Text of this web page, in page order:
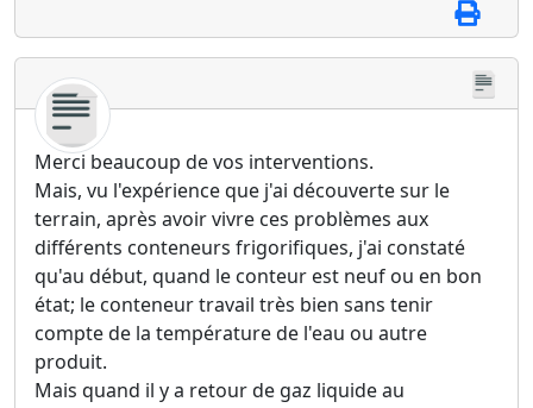
Merci beaucoup de vos interventions.
Mais, vu l'expérience que j'ai découverte sur le
terrain, après avoir vivre ces problèmes aux
différents conteneurs frigorifiques, j'ai constaté
qu'au début, quand le conteur est neuf ou en bon
état; le conteneur travail très bien sans tenir
compte de la température de l'eau ou autre
produit.
Mais quand il y a retour de gaz liquide au